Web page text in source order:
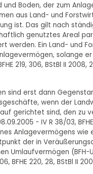
und Boden, der zum
aus Land- und
ist. Das gilt nach
genutztes Areal
werden. Ein Land- und
solange
219, 306, BStBl II
sind erst dann
wenn der
gerichtet sind, den zu
- IV R 38/03,
Anlagevermögens
der in
Umlaufvermögen (BFH-
BFHE 220, 28, BStBl II